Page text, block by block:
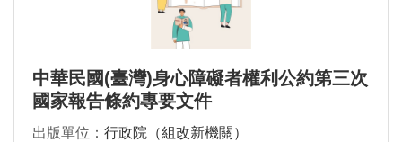
中華民國(臺灣)身心障礙者權利公約第三次
國家報告條約專要文件
出版單位： 行政院（組改新機關）